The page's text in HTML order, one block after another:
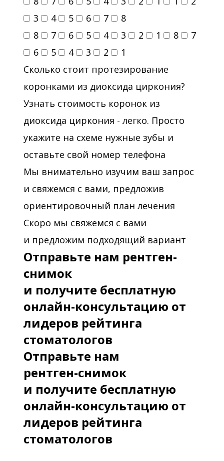
3
4 5 6 7
8
8
7 6 5 4 3 2 1 8
7
6
5 4 3 2
1
Сколько стоит протезирование
коронками из диоксида циркония?
Узнать стоимость коронок из
диоксида циркония - легко. Просто
укажите на схеме нужные зубы и
оставьте свой номер телефона
Мы внимательно изучим ваш запрос
и свяжемся с вами, предложив
ориентировочный план лечения
Скоро мы свяжемся с вами
и предложим подходящий вариант
Отправьте нам рентген-
снимок
и получите бесплатную
онлайн-консультацию от
лидеров рейтинга
стоматологов
Отправьте нам
рентген-снимок
и получите бесплатную
онлайн-консультацию от
лидеров рейтинга
стоматологов